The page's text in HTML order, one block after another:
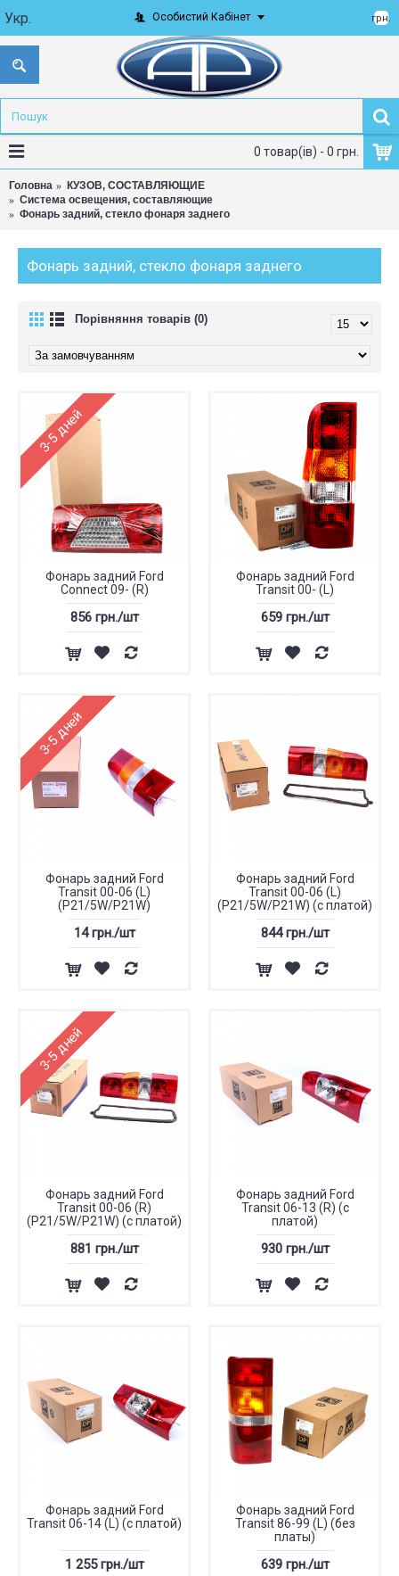
Укр. грн.
Особистий Кабінет
0 товар(ів) - 0 грн.
Головна
КУЗОВ, СОСТАВЛЯЮЩИЕ
Система освещения, составляющие
Фонарь задний, стекло фонаря заднего
Фонарь задний, стекло фонаря заднего
Порівняння товарів (0)
3-5 дней
Фонарь задний Ford
Connect 09- (R)
856 грн./шт
Фонарь задний Ford
Transit 00- (L)
659 грн./шт
3-5 дней
Фонарь задний Ford
Transit 00-06 (L)
(P21/5W/P21W)
14 грн./шт
Фонарь задний Ford
Transit 00-06 (L)
(P21/5W/P21W) (с платой)
844 грн./шт
3-5 дней
Фонарь задний Ford
Transit 00-06 (R)
(P21/5W/P21W) (с платой)
881 грн./шт
Фонарь задний Ford
Transit 06-13 (R) (с
платой)
930 грн./шт
Фонарь задний Ford
Transit 06-14 (L) (с платой)
1 255 грн./шт
Фонарь задний Ford
Transit 86-99 (L) (без
платы)
639 грн./шт